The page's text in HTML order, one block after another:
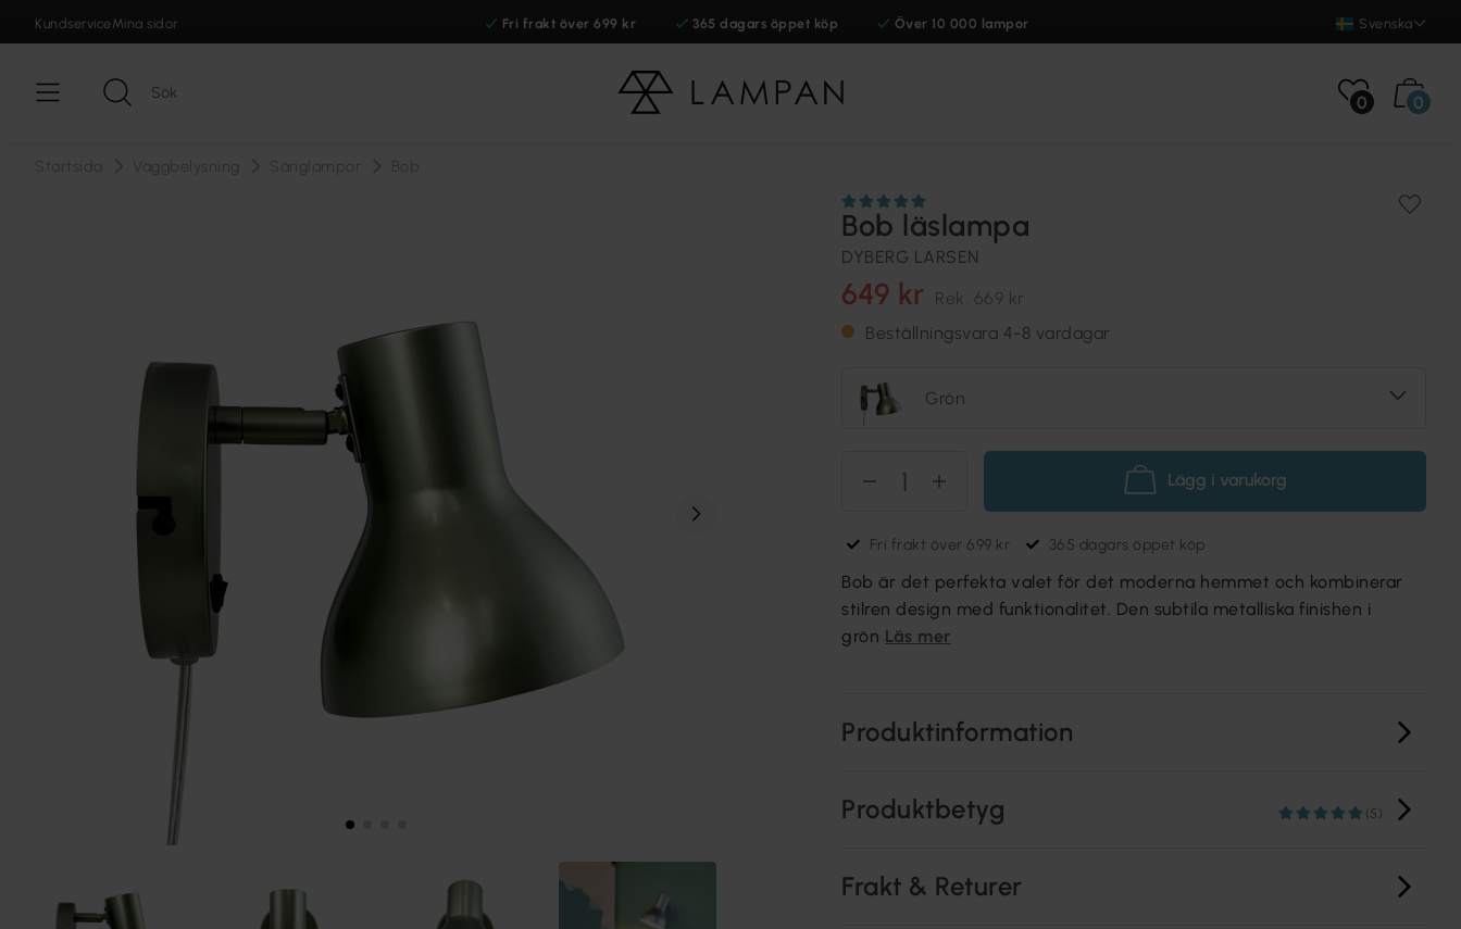
KundserviceMina sidor Fri frakt över 699 kr 365 dagars öppet köp Över 10 000 lampor Svenska
0 0
Bob läslampa
DYBERG LARSEN
649 kr Rek. 669 kr
Beställningsvara 4-8 vardagar
Grön
Lägg i varukorg
Fri frakt över 699 kr 365 dagars öppet köp
Bob är det perfekta valet för det moderna hemmet och kombinerar
stilren design med funktionalitet. Den subtila metalliska finishen i
grön Läs mer
Produktinformation
Produktbetyg (5)
Frakt & Returer